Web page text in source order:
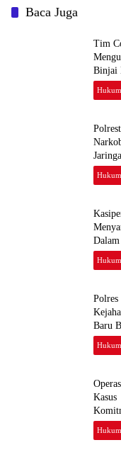
Baca Juga
Tim
Binjai
Dalam
JPU,
Polres
Baru
Kasus